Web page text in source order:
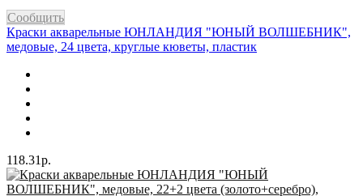
Сообщить
Краски акварельные ЮНЛАНДИЯ "ЮНЫЙ ВОЛШЕБНИК",
медовые, 24 цвета, круглые кюветы, пластик
118.31р.